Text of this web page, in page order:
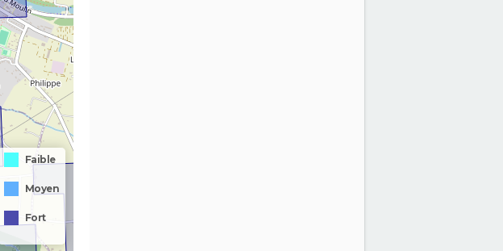
Faible
Moyen
Fort